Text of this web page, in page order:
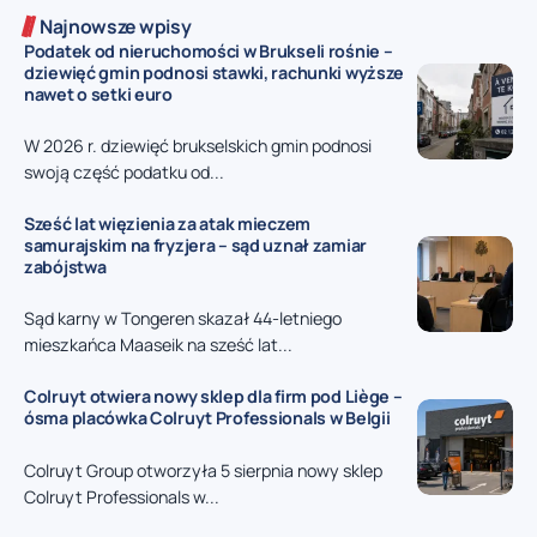
Najnowsze wpisy
Podatek od nieruchomości w Brukseli rośnie –
dziewięć gmin podnosi stawki, rachunki wyższe
nawet o setki euro
W 2026 r. dziewięć brukselskich gmin podnosi
swoją część podatku od...
Sześć lat więzienia za atak mieczem
samurajskim na fryzjera – sąd uznał zamiar
zabójstwa
Sąd karny w Tongeren skazał 44-letniego
mieszkańca Maaseik na sześć lat...
Colruyt otwiera nowy sklep dla firm pod Liège –
ósma placówka Colruyt Professionals w Belgii
Colruyt Group otworzyła 5 sierpnia nowy sklep
Colruyt Professionals w...